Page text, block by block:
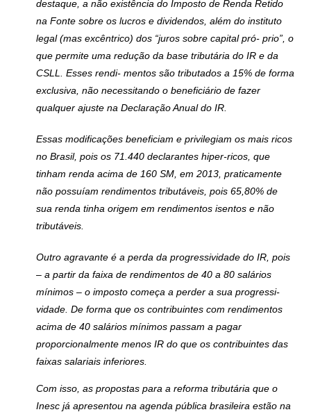
destaque, a não existência do Imposto de Renda Retido
na Fonte sobre os lucros e dividendos, além do instituto
legal (mas excêntrico) dos “juros sobre capital pró- prio”, o
que permite uma redução da base tributária do IR e da
CSLL. Esses rendi- mentos são tributados a 15% de forma
exclusiva, não necessitando o beneficiário de fazer
qualquer ajuste na Declaração Anual do IR.
Essas modificações beneficiam e privilegiam os mais ricos
no Brasil, pois os 71.440 declarantes hiper-ricos, que
tinham renda acima de 160 SM, em 2013, praticamente
não possuíam rendimentos tributáveis, pois 65,80% de
sua renda tinha origem em rendimentos isentos e não
tributáveis.
Outro agravante é a perda da progressividade do IR, pois
– a partir da faixa de rendimentos de 40 a 80 salários
mínimos – o imposto começa a perder a sua progressi-
vidade. De forma que os contribuintes com rendimentos
acima de 40 salários mínimos passam a pagar
proporcionalmente menos IR do que os contribuintes das
faixas salariais inferiores.
Com isso, as propostas para a reforma tributária que o
Inesc já apresentou na agenda pública brasileira estão na